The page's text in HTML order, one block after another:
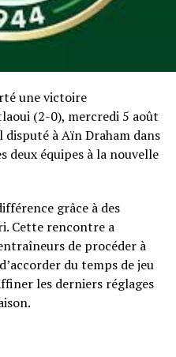
une victoire
(2-0), mercredi 5 août
disputé à Aïn Draham dans
deux équipes à la nouvelle
grâce à des
Cette rencontre a
de procéder à
du temps de jeu
les derniers réglages